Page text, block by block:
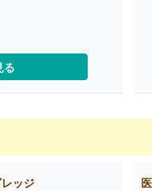
円-200,000円）※前年度
る
ッジ